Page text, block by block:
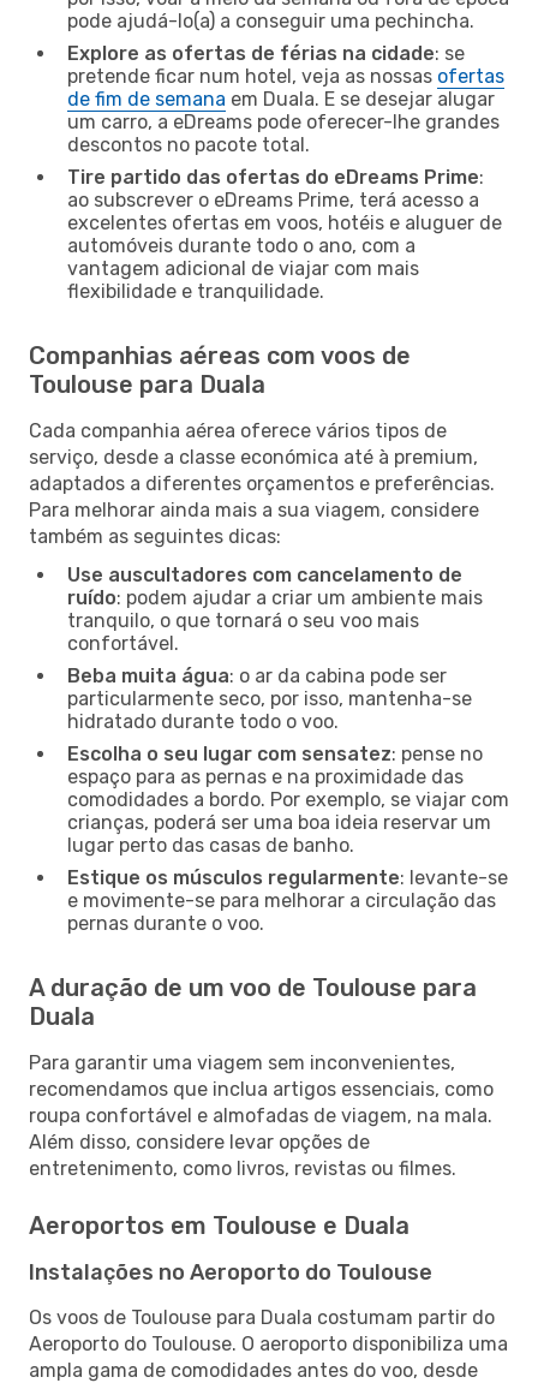
pode ajudá-lo(a) a conseguir uma pechincha.
Explore as ofertas de férias na cidade: se
pretende ficar num hotel, veja as nossas ofertas
de fim de semana em Duala. E se desejar alugar
um carro, a eDreams pode oferecer-lhe grandes
descontos no pacote total.
Tire partido das ofertas do eDreams Prime:
ao subscrever o eDreams Prime, terá acesso a
excelentes ofertas em voos, hotéis e aluguer de
automóveis durante todo o ano, com a
vantagem adicional de viajar com mais
flexibilidade e tranquilidade.
Companhias aéreas com voos de
Toulouse para Duala
Cada companhia aérea oferece vários tipos de
serviço, desde a classe económica até à premium,
adaptados a diferentes orçamentos e preferências.
Para melhorar ainda mais a sua viagem, considere
também as seguintes dicas:
Use auscultadores com cancelamento de
ruído: podem ajudar a criar um ambiente mais
tranquilo, o que tornará o seu voo mais
confortável.
Beba muita água: o ar da cabina pode ser
particularmente seco, por isso, mantenha-se
hidratado durante todo o voo.
Escolha o seu lugar com sensatez: pense no
espaço para as pernas e na proximidade das
comodidades a bordo. Por exemplo, se viajar com
crianças, poderá ser uma boa ideia reservar um
lugar perto das casas de banho.
Estique os músculos regularmente: levante-se
e movimente-se para melhorar a circulação das
pernas durante o voo.
A duração de um voo de Toulouse para
Duala
Para garantir uma viagem sem inconvenientes,
recomendamos que inclua artigos essenciais, como
roupa confortável e almofadas de viagem, na mala.
Além disso, considere levar opções de
entretenimento, como livros, revistas ou filmes.
Aeroportos em Toulouse e Duala
Instalações no Aeroporto do Toulouse
Os voos de Toulouse para Duala costumam partir do
Aeroporto do Toulouse. O aeroporto disponibiliza uma
ampla gama de comodidades antes do voo, desde